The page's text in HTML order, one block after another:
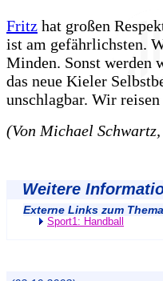
Fritz hat großen
ist am gefährlichsten.
Minden. Sonst
das neue Kieler
unschlagbar. Wir
(Von Michael
Weitere
Externe Links zum
Sport1: Handball